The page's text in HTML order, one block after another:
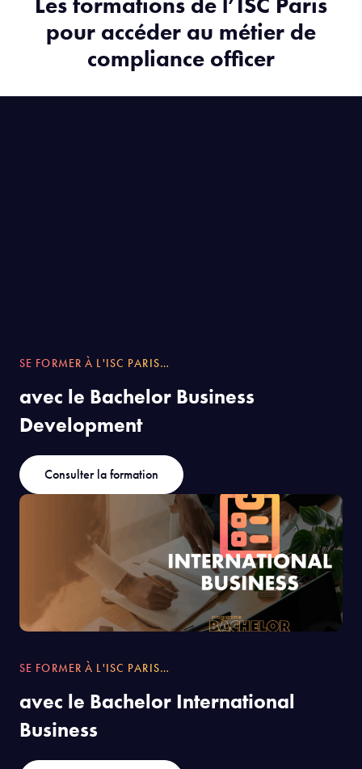
pour accéder au métier de
compliance officer
SE FORMER À L'ISC PARIS…
avec le Bachelor Business
Development
Consulter la formation
SE FORMER À L'ISC PARIS…
avec le Bachelor International
Business